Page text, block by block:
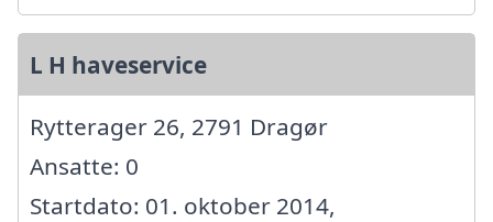
L H haveservice
Rytterager 26, 2791 Dragør
Ansatte: 0
Startdato: 01. oktober 2014,